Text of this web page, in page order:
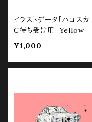
イラストデータ「ハコス
C待ち受け用 Yellow」
¥1,000